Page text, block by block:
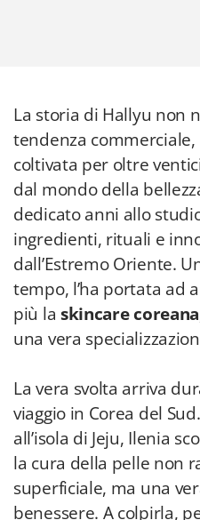
La storia di Hallyu non
tendenza
coltivata per oltre
dal mondo della
dedicato anni allo
ingredienti, rituali e
dall’Estremo Oriente.
tempo, l’ha portata ad
più la skincare coreana
una vera
La vera svolta arriva
viaggio in Corea del
all’isola di Jeju, Ilenia
la cura della pelle non
superficiale, ma una
benessere. A colpirla,